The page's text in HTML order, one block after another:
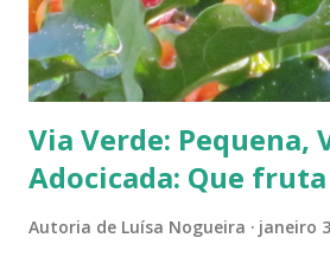
Via Verde: Pequena,
Adocicada: Que fruta
Autoria de Luísa Nogueira janeiro